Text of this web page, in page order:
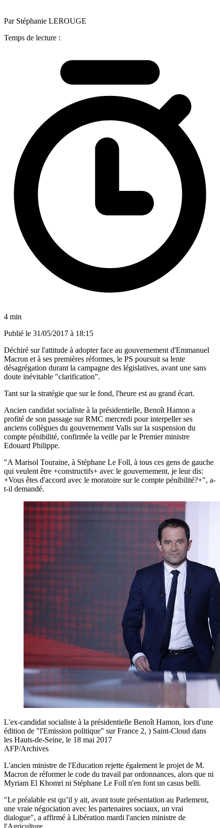
Par Stéphanie LEROUGE
Temps de lecture :
4 min
Publié le 31/05/2017 à 18:15
Déchiré sur l'attitude à adopter face au gouvernement d'Emmanuel
Macron et à ses premières réformes, le PS poursuit sa lente
désagrégation durant la campagne des législatives, avant une sans
doute inévitable "clarification".
Tant sur la stratégie que sur le fond, l'heure est au grand écart.
Ancien candidat socialiste à la présidentielle, Benoît Hamon a
profité de son passage sur RMC mercredi pour interpeller ses
anciens collègues du gouvernement Valls sur la suspension du
compte pénibilité, confirmée la veille par le Premier ministre
Edouard Philippe.
"A Marisol Touraine, à Stéphane Le Foll, à tous ces gens de gauche
qui veulent être +constructifs+ avec le gouvernement, je leur dis:
+Vous êtes d'accord avec le moratoire sur le compte pénibilité?+", a-
t-il demandé.
L'ex-candidat socialiste à la présidentielle Benoît Hamon, lors d'une
édition de "l'Emission politique" sur France 2, ) Saint-Cloud dans
les Hauts-de-Seine, le 18 mai 2017
AFP/Archives
L'ancien ministre de l'Education rejette également le projet de M.
Macron de réformer le code du travail par ordonnances, alors que ni
Myriam El Khomri ni Stéphane Le Foll n'en font un casus belli.
"Le préalable est qu’il y ait, avant toute présentation au Parlement,
une vraie négociation avec les partenaires sociaux, un vrai
dialogue", a affirmé à Libération mardi l'ancien ministre de
l'Agriculture.